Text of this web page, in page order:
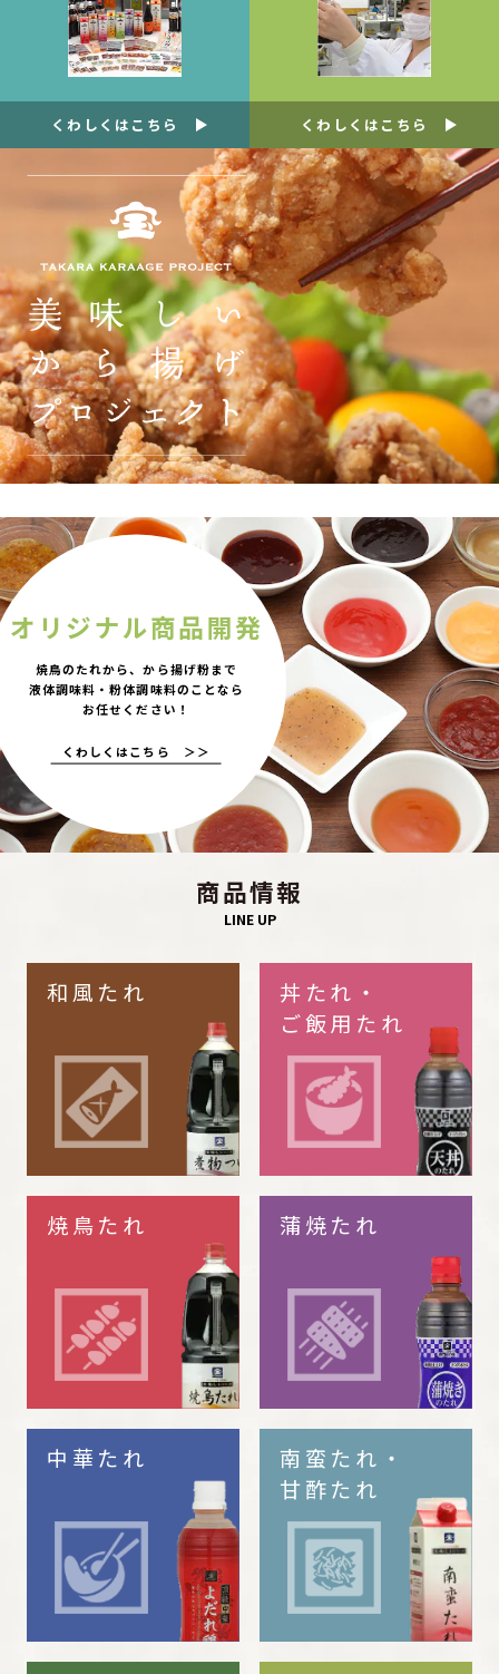
くわしくはこちら くわしくはこちら
オリジナル商品開発
焼鳥のたれから、から揚げ粉まで
液体調味料・粉体調味料のことなら
お任せください！
くわしくはこちら ＞＞
商品情報
LINE UP
和風たれ
丼たれ・
ご飯用たれ
焼鳥たれ 蒲焼たれ
中華たれ
南蛮たれ・
甘酢たれ